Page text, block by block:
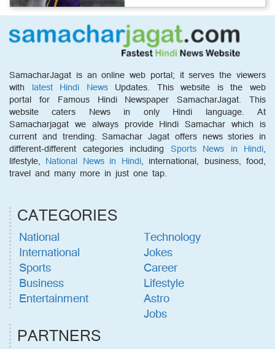
SamacharJagat is an online web portal; it serves the viewers
with latest Hindi NewsUpdates. This website is the web
portal for Famous Hindi Newspaper SamacharJagat. This
website caters News in only Hindi language. At
Samacharjagat we always provide Hindi Samachar which is
current and trending. Samachar Jagat offers news stories in
different-different categories including Sports News in Hindi,
lifestyle, National News in Hindi, international, business, food,
travel and many more in just one tap.
CATEGORIES
National
International
Sports
Business
Entertainment
Technology
Jokes
Career
Lifestyle
Astro
Jobs
PARTNERS